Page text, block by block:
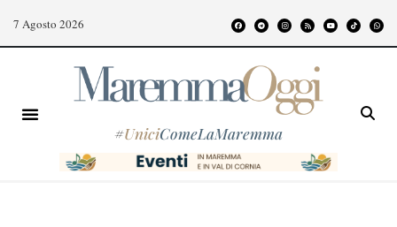
7 Agosto 2026
#UniciComeLaMaremma